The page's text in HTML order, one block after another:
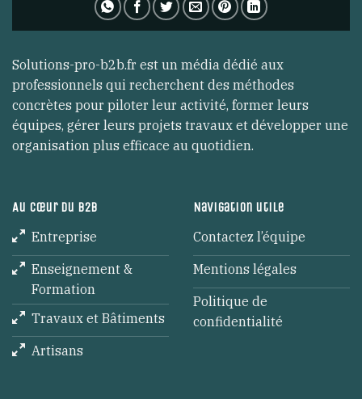
Solutions-pro-b2b.fr est un média dédié aux
professionnels qui recherchent des méthodes
concrètes pour piloter leur activité, former leurs
équipes, gérer leurs projets travaux et développer une
organisation plus efficace au quotidien.
Au cœur du B2B
Entreprise
Enseignement &
Formation
Travaux et Bâtiments
Artisans
Navigation utile
Contactez l’équipe
Mentions légales
Politique de
confidentialité